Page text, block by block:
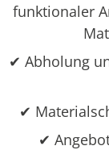
funktionaler
✔ Abholung
✔
✔